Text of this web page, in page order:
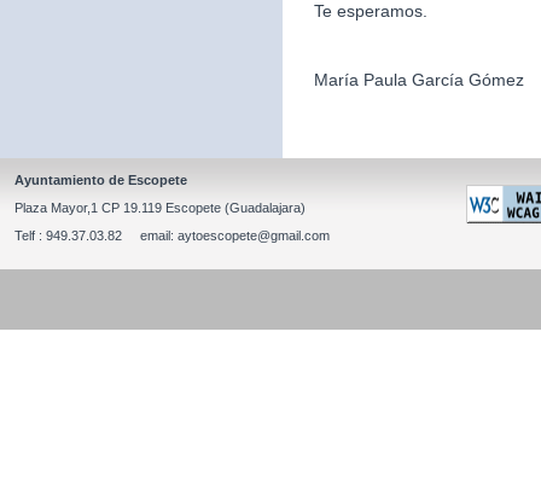
Te esperamos.
María Paula García Gómez
Ayuntamiento de Escopete
Plaza Mayor,1 CP 19.119 Escopete (Guadalajara)
Telf : 949.37.03.82 email: aytoescopete@gmail.com